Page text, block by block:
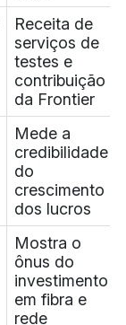
Receita de
serviços de
testes e
contribuição
da Frontier
Mede a
credibilidade
do
crescimento
dos lucros
Mostra o
ônus do
investimento
em fibra e
rede